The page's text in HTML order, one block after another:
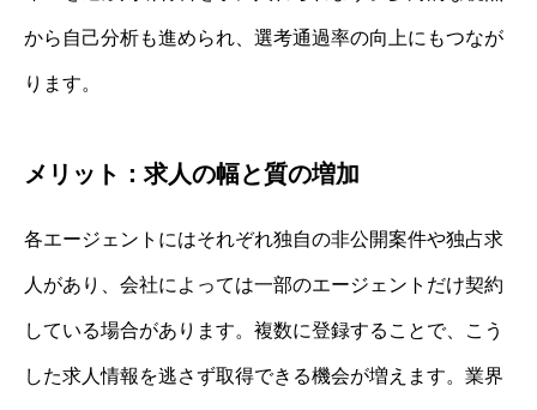
から自己分析も進められ、選考通過率の向上にもつなが
ります。
メリット：求人の幅と質の増加
各エージェントにはそれぞれ独自の非公開案件や独占求
人があり、会社によっては一部のエージェントだけ契約
している場合があります。複数に登録することで、こう
した求人情報を逃さず取得できる機会が増えます。業界